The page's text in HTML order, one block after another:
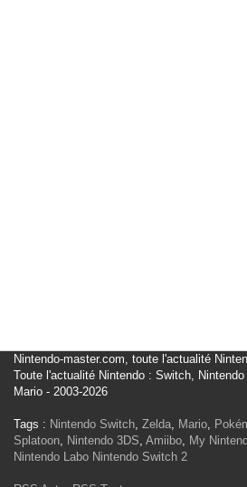
Nintendo-master.com, toute l'actualité
Toute l'actualité Nintendo : Switch,
Mario - 2003-2026
Tags : Nintendo Switch, Zelda, Mario,
Splatoon, Nintendo 3DS, Amiibo, My
Nintendo Labo Nintendo Switch 2